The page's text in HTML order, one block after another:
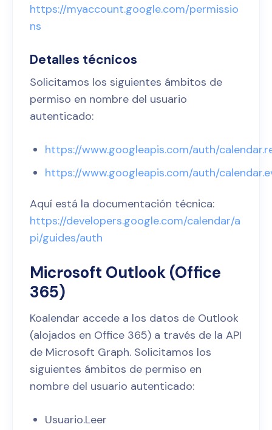
https://myaccount.google.com/permissio
ns
Detalles técnicos
Solicitamos los siguientes ámbitos de
permiso en nombre del usuario
autenticado:
https://www.googleapis.com/auth/
https://www.googleapis.com/auth/
Aquí está la documentación técnica:
https://developers.google.com/calendar/a
pi/guides/auth
Microsoft Outlook (Office
365)
Koalendar accede a los datos de Outlook
(alojados en Office 365) a través de la API
de Microsoft Graph. Solicitamos los
siguientes ámbitos de permiso en
nombre del usuario autenticado:
Usuario.Leer